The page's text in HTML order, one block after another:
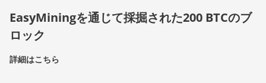
EasyMiningを通じて採掘された200 BTCのブ
ロック
詳細はこちら